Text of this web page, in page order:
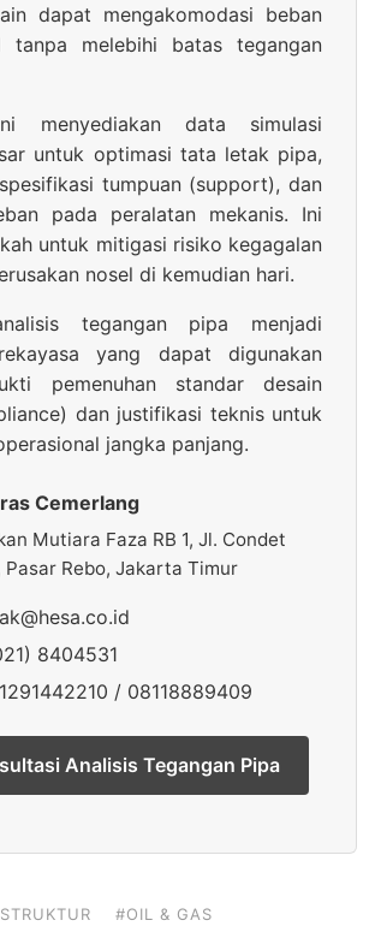
dapat mengakomodasi beban
tanpa melebihi batas tegangan
menyediakan data simulasi
untuk optimasi tata letak pipa,
tumpuan (support), dan
pada peralatan mekanis. Ini
untuk mitigasi risiko kegagalan
nosel di kemudian hari.
tegangan pipa menjadi
yang dapat digunakan
pemenuhan standar desain
dan justifikasi teknis untuk
jangka panjang.
Cemerlang
Mutiara Faza RB 1, Jl. Condet
Pasar Rebo, Jakarta Timur
8404531
/ 08118889409
Analisis Tegangan Pipa
#OIL & GAS